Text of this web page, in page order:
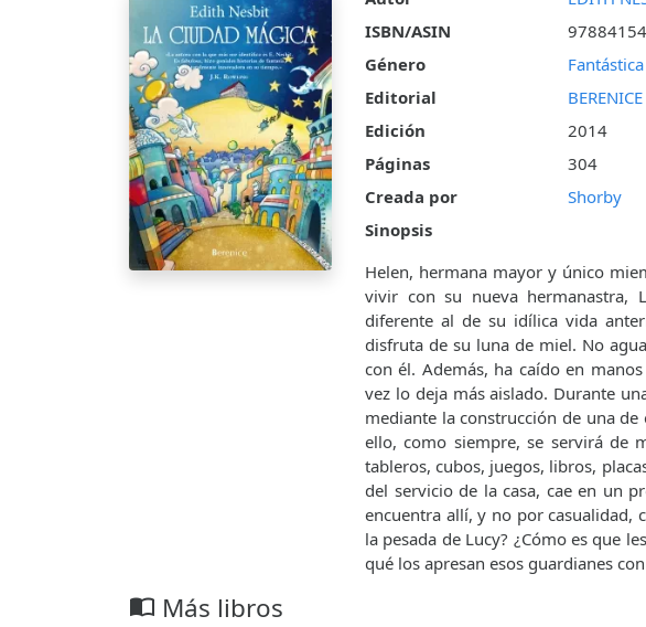
ISBN/ASIN
Género
Fantástica
Editorial
BERENICE
Edición
2014
Páginas
304
Creada por
Shorby
Sinopsis
Helen, hermana mayor y único
vivir con su nueva hermanastra,
diferente al de su idílica vida
disfruta de su luna de miel. No
con él. Además, ha caído en
vez lo deja más aislado. Durante
mediante la construcción de una de
ello, como siempre, se servirá de
tableros, cubos, juegos, libros,
del servicio de la casa, cae en un
encuentra allí, y no por casualidad,
la pesada de Lucy? ¿Cómo es que
qué los apresan esos guardianes
import_contacts Más libros